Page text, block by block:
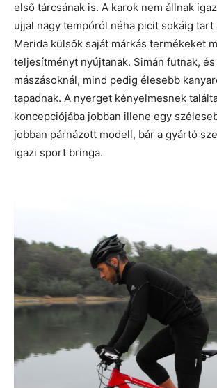
első tárcsának is. A karok nem állnak
ujjal nagy tempóról néha picit sokáig tart
Merida külsők saját márkás termékeket
teljesítményt nyújtanak. Simán futnak, és
mászásoknál, mind pedig élesebb
tapadnak. A nyerget kényelmesnek
koncepciójába jobban illene egy
jobban párnázott modell, bár a gyártó
igazi sport bringa.